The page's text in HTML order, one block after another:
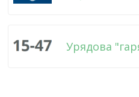
Урядова